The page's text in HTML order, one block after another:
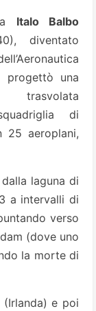
Italo Balbo
diventato
progettò una
trasvolata
di
25 aeroplani,
laguna di
a intervalli di
verso
(dove uno
la morte di
e poi